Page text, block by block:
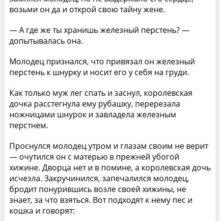
возьми он да и открой свою тайну жене.
— А где же ты хранишь железный перстень? —
допытывалась она.
Молодец признался, что привязал он железный
перстень к шнурку и носит его у себя на груди.
Как только муж лег спать и заснул, королевская
дочка расстегнула ему рубашку, перерезала
ножницами шнурок и завладела железным
перстнем.
Проснулся молодец утром и глазам своим не верит
— очутился он с матерью в прежней убогой
хижине. Дворца нет и в помине, а королевская дочь
исчезла. Закручинился, запечалился молодец,
бродит понурившись возле своей хижины, не
знает, за что взяться. Вот подходят к нему пес и
кошка и говорят: